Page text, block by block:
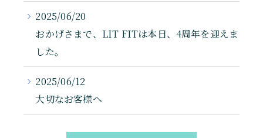
2025/06/20
おかげさまで、LIT FITは本日、4周年を迎えま
した。
2025/06/12
大切なお客様へ